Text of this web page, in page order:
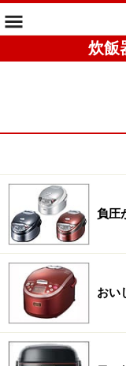
炊飯
負圧
おい